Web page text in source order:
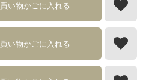
買い物かごに入れる
買い物かごに入れる